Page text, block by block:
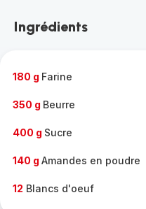
gamme
Ingrédients
180 g Farine
350 g Beurre
400 g Sucre
140 g Amandes en poudre
12 Blancs d'oeuf